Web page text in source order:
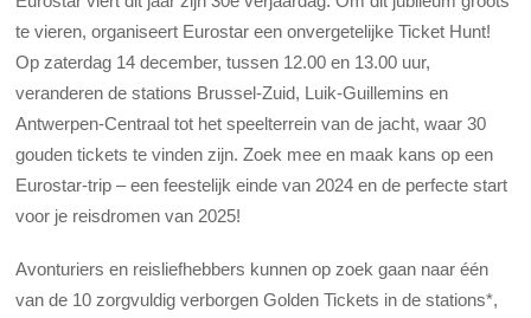
te vieren, organiseert Eurostar een onvergetelijke Ticket Hunt!
Op zaterdag 14 december, tussen 12.00 en 13.00 uur,
veranderen de stations Brussel-Zuid, Luik-Guillemins en
Antwerpen-Centraal tot het speelterrein van de jacht, waar 30
gouden tickets te vinden zijn. Zoek mee en maak kans op een
Eurostar-trip – een feestelijk einde van 2024 en de perfecte start
voor je reisdromen van 2025!
Avonturiers en reisliefhebbers kunnen op zoek gaan naar één
van de 10 zorgvuldig verborgen Golden Tickets in de stations*,